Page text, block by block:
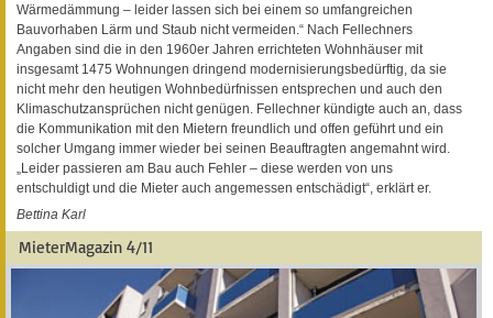
Wärmedämmung – leider lassen sich bei einem so umfangreichen
Bauvorhaben Lärm und Staub nicht vermeiden.“ Nach Fellechners
Angaben sind die in den 1960er Jahren errichteten Wohnhäuser mit
insgesamt 1475 Wohnungen dringend modernisierungsbedürftig, da sie
nicht mehr den heutigen Wohnbedürfnissen entsprechen und auch den
Klimaschutzansprüchen nicht genügen. Fellechner kündigte auch an, dass
die Kommunikation mit den Mietern freundlich und offen geführt und ein
solcher Umgang immer wieder bei seinen Beauftragten angemahnt wird.
„Leider passieren am Bau auch Fehler – diese werden von uns
entschuldigt und die Mieter auch angemessen entschädigt“, erklärt er.
Bettina Karl
MieterMagazin 4/11